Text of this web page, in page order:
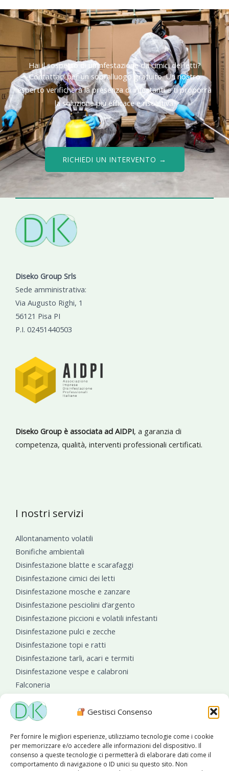
Gestisci Consenso
Per fornire le migliori esperienze, utilizziamo tecnologie come i cookie
per memorizzare e/o accedere alle informazioni del dispositivo. Il
consenso a queste tecnologie ci permetterà di elaborare dati come il
comportamento di navigazione o ID unici su questo sito. Non
Hai il sospetto di un’infestazione da cimici dei letti?
Contattaci per un sopralluogo gratuito. Un nostro
esperto verificherà la presenza di infestanti e ti proporrà
la soluzione più efficace e risolutiva.
RICHIEDI UN INTERVENTO →
Diseko Group Srls
Sede amministrativa:
Via Augusto Righi, 1
56121 Pisa PI
P.I. 02451440503
Diseko Group è associata ad AIDPI, a garanzia di
competenza, qualità, interventi professionali certificati.
I nostri servizi
Allontanamento volatili
Bonifiche ambientali
Disinfestazione blatte e scarafaggi
Disinfestazione cimici dei letti
Disinfestazione mosche e zanzare
Disinfestazione pesciolini d’argento
Disinfestazione piccioni e volatili infestanti
Disinfestazione pulci e zecche
Disinfestazione topi e ratti
Disinfestazione tarli, acari e termiti
Disinfestazione vespe e calabroni
Falconeria